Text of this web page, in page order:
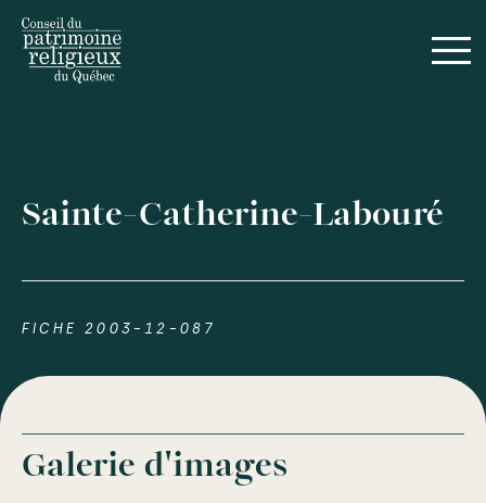
Sainte-Catherine-Labouré
FICHE 2003-12-087
Galerie d'images